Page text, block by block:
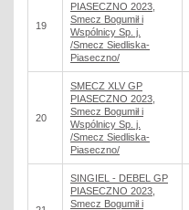
19
PIASECZNO 2023,
Smecz Bogumił i
Wspólnicy Sp. j.
/Smecz Siedliska-
Piaseczno/
20
SMECZ XLV GP
PIASECZNO 2023,
Smecz Bogumił i
Wspólnicy Sp. j.
/Smecz Siedliska-
Piaseczno/
SINGIEL - DEBEL GP
PIASECZNO 2023,
Smecz Bogumił i